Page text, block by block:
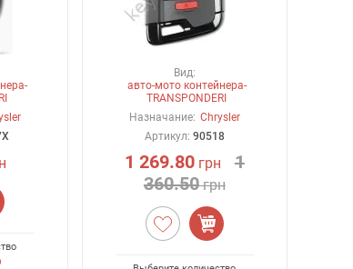
Вид:
авто-мото контейнера-
TRANSPONDERI
Назначание: Chrysler
Артикул: 90518
1 269.80грн
1
360.50грн